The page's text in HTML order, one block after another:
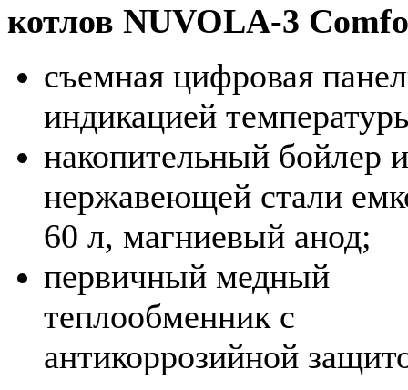
котлов NUVOLA-3
съемная цифровая
индикацией
накопительный бойлер
нержавеющей стали
60 л, магниевый анод;
первичный медный
теплообменник с
антикоррозийной